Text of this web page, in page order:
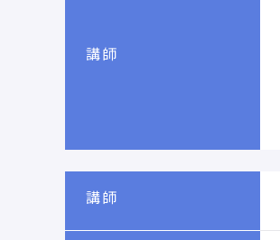
講師
講師